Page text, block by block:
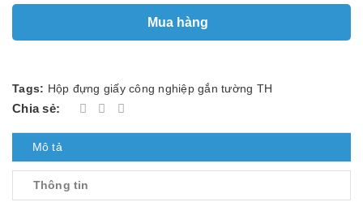
Mua hàng
Tags: Hộp đựng giấy công nghiệp gắn tường TH
Chia sẻ:
Mô tả
Thông tin